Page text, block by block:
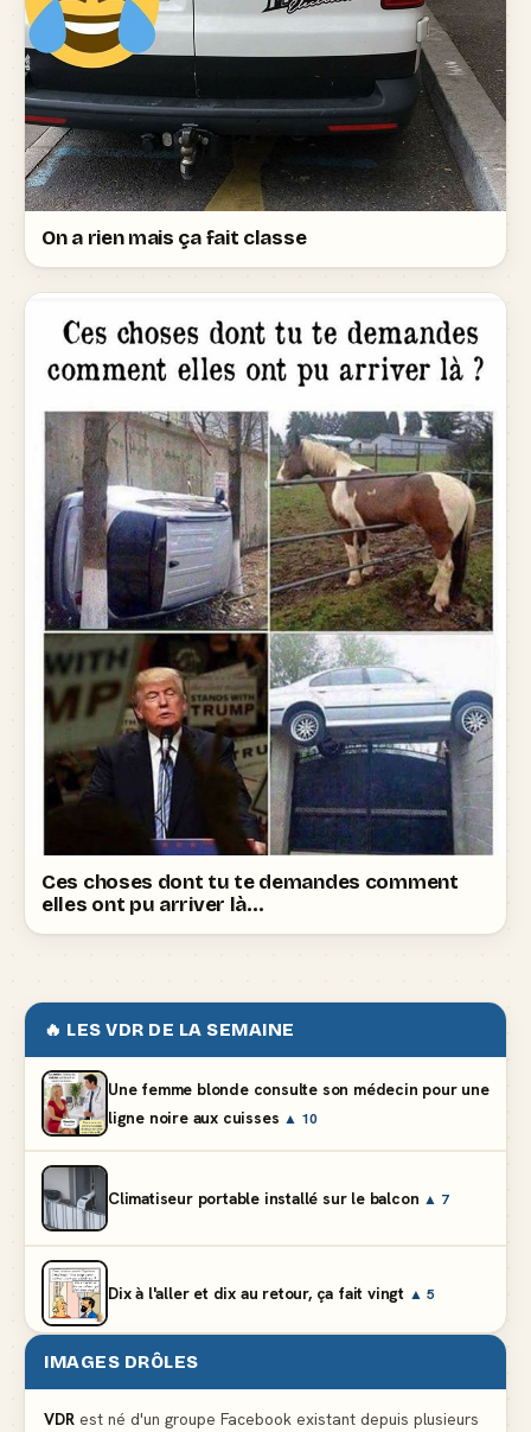
On a rien mais ça fait classe
Ces choses dont tu te demandes comment
elles ont pu arriver là…
🔥 LES VDR DE LA SEMAINE
Une femme blonde consulte son médecin pour une
ligne noire aux cuisses ▲ 10
Climatiseur portable installé sur le balcon ▲ 7
Dix à l'aller et dix au retour, ça fait vingt ▲ 5
Et vous prétendez que la lumière du frigo s'éteint
IMAGES DRÔLES
VDR est né d'un groupe Facebook existant depuis plusieurs